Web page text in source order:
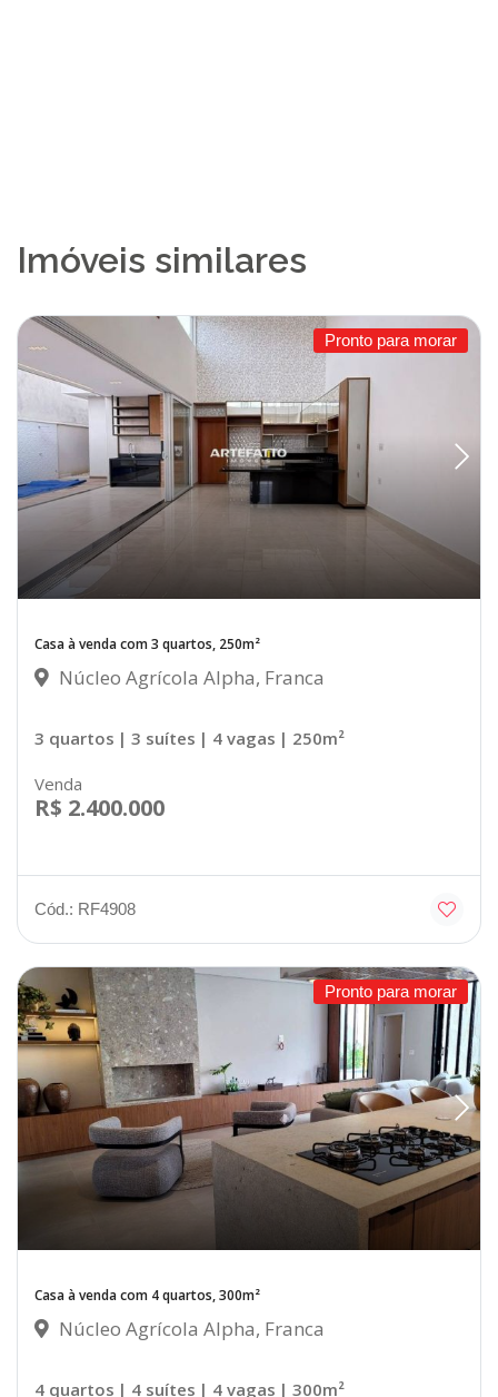
Imóveis similares
Pronto para morar
Casa à venda com 3 quartos, 250m²
Núcleo Agrícola Alpha, Franca
3 quartos | 3 suítes | 4 vagas | 250m²
Venda
R$ 2.400.000
Cód.: RF4908
Pronto para morar
Casa à venda com 4 quartos, 300m²
Núcleo Agrícola Alpha, Franca
4 quartos | 4 suítes | 4 vagas | 300m²